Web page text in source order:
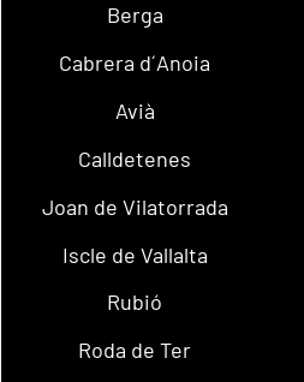
Berga
Cabrera d´Anoia
Avià
Calldetenes
Joan de Vilatorrada
Iscle de Vallalta
Rubió
Roda de Ter